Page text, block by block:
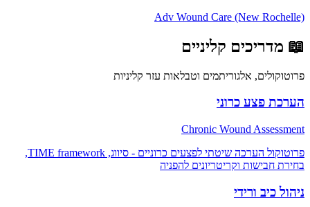
Adv Wound Care (New Rochelle)
📖 מדריכים קליניים
פרוטוקולים, אלגוריתמים וטבלאות עזר קליניות
הערכת פצע כרוני
Chronic Wound Assessment
פרוטוקול הערכה שיטתי לפצעים כרוניים - סיווג, TIME framework,
בחירת חבישות וקריטריונים להפניה
ניהול כיב ורידי